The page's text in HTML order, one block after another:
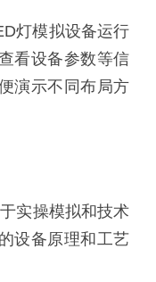
灯模拟设备运行
看设备参数等信
演示不同布局方
实操模拟和技术
设备原理和工艺